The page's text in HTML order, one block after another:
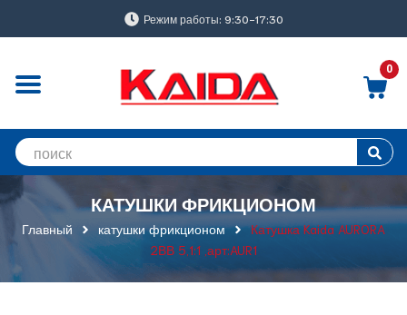
Режим работы: 9:30-17:30
0
КАТУШКИ ФРИКЦИОНОМ
Главный катушки фрикционом
Катушка Kaida AURORA
2ВВ 5,1:1 ,арт:AUR1